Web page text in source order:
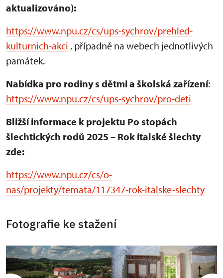
aktualizováno):
https://www.npu.cz/cs/ups-sychrov/prehled-
kulturnich-akci , případně na webech jednotlivých
památek.
Nabídka pro rodiny s dětmi a školská zařízení:
https://www.npu.cz/cs/ups-sychrov/pro-deti
Bližší informace k projektu Po stopách
šlechtických rodů 2025 – Rok italské šlechty
zde:
https://www.npu.cz/cs/o-
nas/projekty/temata/117347-rok-italske-slechty
Fotografie ke stažení